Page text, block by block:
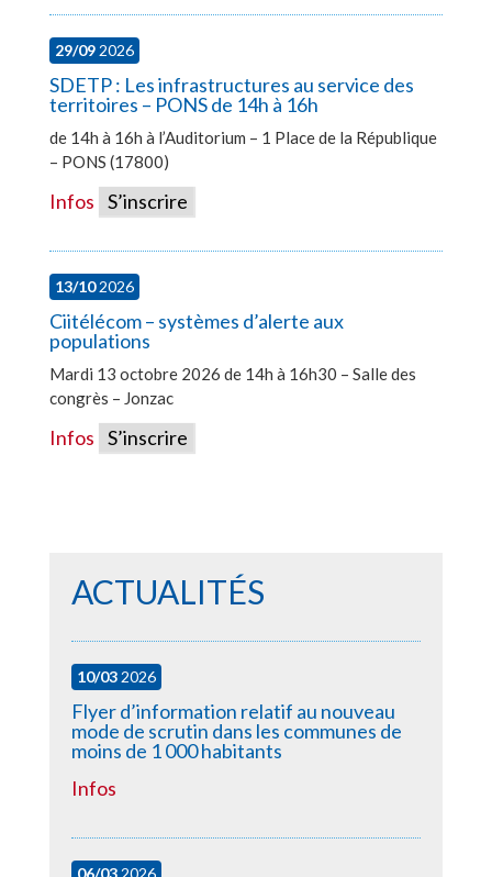
29/092026
SDETP : Les infrastructures au service des
territoires – PONS de 14h à 16h
de 14h à 16h à l’Auditorium – 1 Place de la République
– PONS (17800)
Infos S’inscrire
13/102026
Ciitélécom – systèmes d’alerte aux
populations
Mardi 13 octobre 2026 de 14h à 16h30 – Salle des
congrès – Jonzac
Infos S’inscrire
ACTUALITÉS
10/032026
Flyer d’information relatif au nouveau
mode de scrutin dans les communes de
moins de 1 000 habitants
Infos